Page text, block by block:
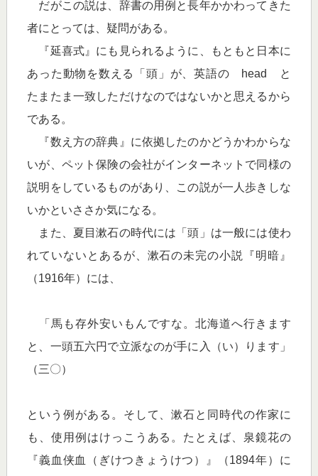
だがこの説は、辞書の用例と長年かかわってきた
者にとっては、疑問がある。
『延喜式』にも見られるように、もともと日本に
あった動物を数える「頭」が、英語の head と
たまたま一致しただけなのではないかと思えるから
である。
『数え方の辞典』に依拠したのかどうかわからな
いが、ペット保険の会社がインターネットで同様の
説明をしているものがあり、この説が一人歩きしな
いかといささか気になる。
また、夏目漱石の時代には「頭」は一般には使わ
れていないとあるが、漱石の未完の小説『明暗』
（1916年）には、
「馬も存外安いもんですな。北海道へ行きます
と、一頭五六円で立派なのが手に入（い）ります」
（三〇）
という例がある。そして、漱石と同時代の作家に
も、使用例はけっこうある。たとえば、泉鏡花の
『義血侠血（ぎけつきょうけつ）』（1894年）に